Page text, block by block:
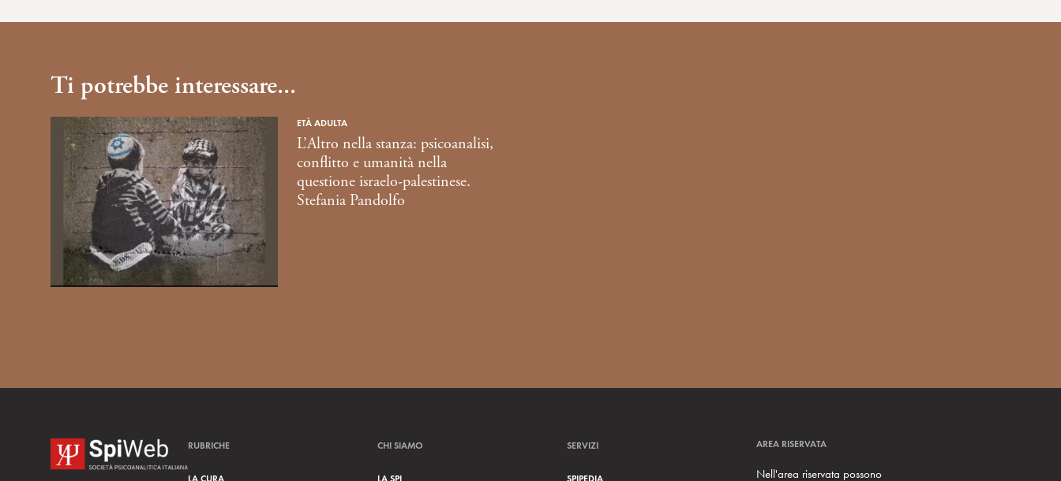
Ti potrebbe interessare...
ETÀ ADULTA
L’Altro nella stanza: psicoanalisi,
conflitto e umanità nella
questione israelo-palestinese.
Stefania Pandolfo
RUBRICHE
LA CURA
CHI SIAMO
LA SPI
SERVIZI
SPIPEDIA
AREA RISERVATA
Nell'area riservata possono